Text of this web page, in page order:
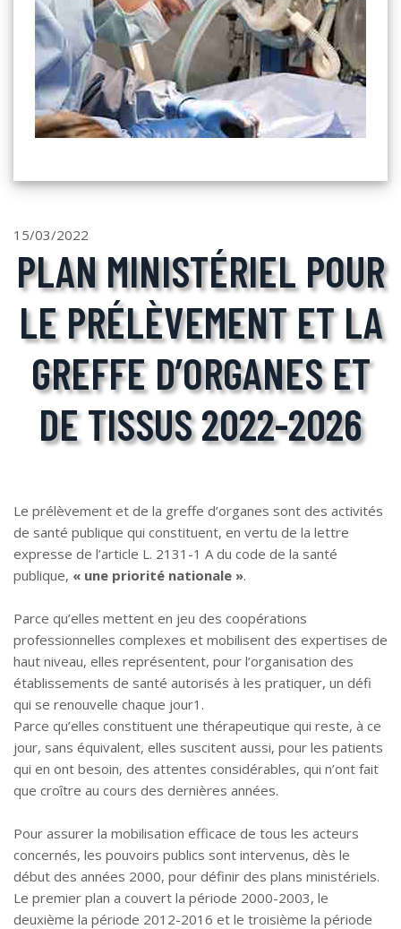
15/03/2022
PLAN MINISTÉRIEL POUR
LE PRÉLÈVEMENT ET LA
GREFFE D’ORGANES ET
DE TISSUS 2022-2026
Le prélèvement et de la greffe d’organes sont des activités
de santé publique qui constituent, en vertu de la lettre
expresse de l’article L. 2131-1 A du code de la santé
publique, « une priorité nationale ».
Parce qu’elles mettent en jeu des coopérations
professionnelles complexes et mobilisent des expertises de
haut niveau, elles représentent, pour l’organisation des
établissements de santé autorisés à les pratiquer, un défi
qui se renouvelle chaque jour1.
Parce qu’elles constituent une thérapeutique qui reste, à ce
jour, sans équivalent, elles suscitent aussi, pour les patients
qui en ont besoin, des attentes considérables, qui n’ont fait
que croître au cours des dernières années.
Pour assurer la mobilisation efficace de tous les acteurs
concernés, les pouvoirs publics sont intervenus, dès le
début des années 2000, pour définir des plans ministériels.
Le premier plan a couvert la période 2000-2003, le
deuxième la période 2012-2016 et le troisième la période